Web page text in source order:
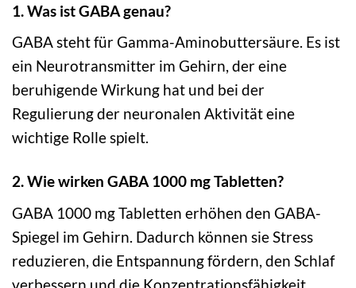
1. Was ist GABA genau?
GABA steht für Gamma-Aminobuttersäure. Es ist
ein Neurotransmitter im Gehirn, der eine
beruhigende Wirkung hat und bei der
Regulierung der neuronalen Aktivität eine
wichtige Rolle spielt.
2. Wie wirken GABA 1000 mg Tabletten?
GABA 1000 mg Tabletten erhöhen den GABA-
Spiegel im Gehirn. Dadurch können sie Stress
reduzieren, die Entspannung fördern, den Schlaf
verbessern und die Konzentrationsfähigkeit